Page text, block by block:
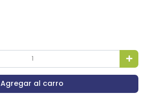
Agregar al carro